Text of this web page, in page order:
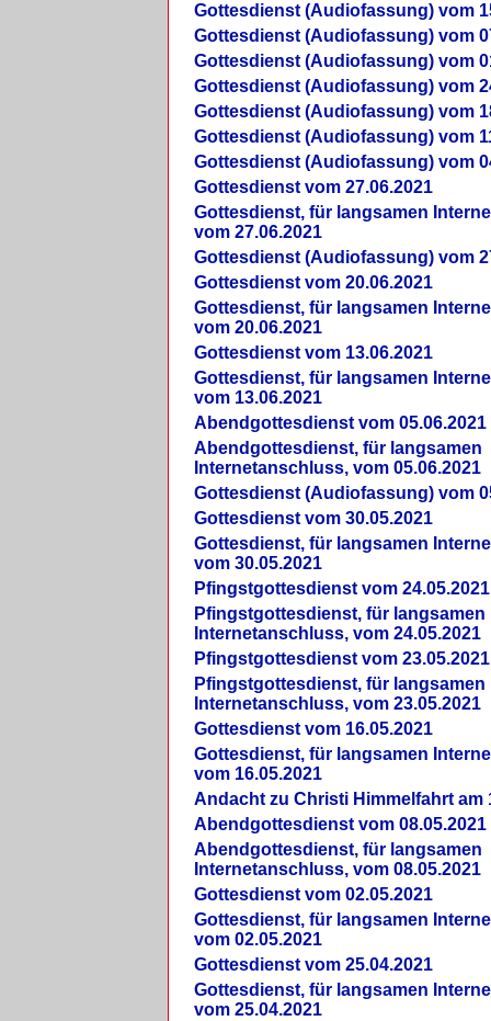
Gottesdienst (Audiofassung) vom
Gottesdienst (Audiofassung) vom
Gottesdienst (Audiofassung) vom
Gottesdienst (Audiofassung) vom
Gottesdienst (Audiofassung) vom
Gottesdienst (Audiofassung) vom
Gottesdienst (Audiofassung) vom
Gottesdienst vom 27.06.2021
Gottesdienst, für langsamen
vom 27.06.2021
Gottesdienst (Audiofassung) vom
Gottesdienst vom 20.06.2021
Gottesdienst, für langsamen
vom 20.06.2021
Gottesdienst vom 13.06.2021
Gottesdienst, für langsamen
vom 13.06.2021
Abendgottesdienst vom 05.06.2021
Abendgottesdienst, für langsamen
Internetanschluss, vom 05.06.2021
Gottesdienst (Audiofassung) vom
Gottesdienst vom 30.05.2021
Gottesdienst, für langsamen
vom 30.05.2021
Pfingstgottesdienst vom 24.05.2021
Pfingstgottesdienst, für langsamen
Internetanschluss, vom 24.05.2021
Pfingstgottesdienst vom 23.05.2021
Pfingstgottesdienst, für langsamen
Internetanschluss, vom 23.05.2021
Gottesdienst vom 16.05.2021
Gottesdienst, für langsamen
vom 16.05.2021
Andacht zu Christi Himmelfahrt am
Abendgottesdienst vom 08.05.2021
Abendgottesdienst, für langsamen
Internetanschluss, vom 08.05.2021
Gottesdienst vom 02.05.2021
Gottesdienst, für langsamen
vom 02.05.2021
Gottesdienst vom 25.04.2021
Gottesdienst, für langsamen
vom 25.04.2021